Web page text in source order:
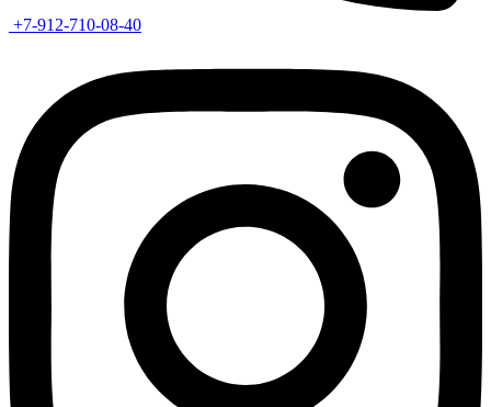
+7-912-710-08-40